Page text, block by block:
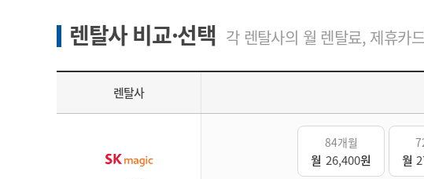
렌탈사 비교·선택 각 렌탈사의 월 렌탈료, 제휴카
렌탈사
84개월
월 26,400원 월